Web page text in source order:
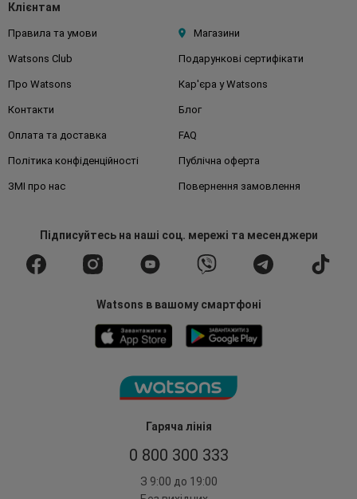
Гаряча лінія
0 800 300 333
З 9:00 до 19:00
Клієнтам
Правила та умови Магазини
Watsons Club Подарункові сертифікати
Про Watsons Кар'єра у Watsons
Контакти Блог
Оплата та доставка FAQ
Політика конфіденційності Публічна оферта
ЗМІ про нас Повернення замовлення
Підписуйтесьна наші соц. мережі та месенджери
Watsons в вашому смартфоні